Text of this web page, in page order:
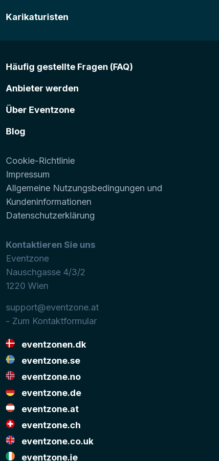
Karikaturisten
Häufig gestellte Fragen (FAQ)
Anbieter werden
Über Eventzone
Blog
Cookie-Richtlinie
Impressum
Allgemeine Nutzungsbedingungen und
Kundeninformationen
Datenschutzerklärung
Kontaktieren Sie uns
Eventzone
Nauschgasse 4/3/2
1220 Wien
support@eventzone.at
- Zum Kontaktformular
eventzonen.dk
eventzone.se
eventzone.no
eventzone.de
eventzone.at
eventzone.ch
eventzone.co.uk
eventzone.ie